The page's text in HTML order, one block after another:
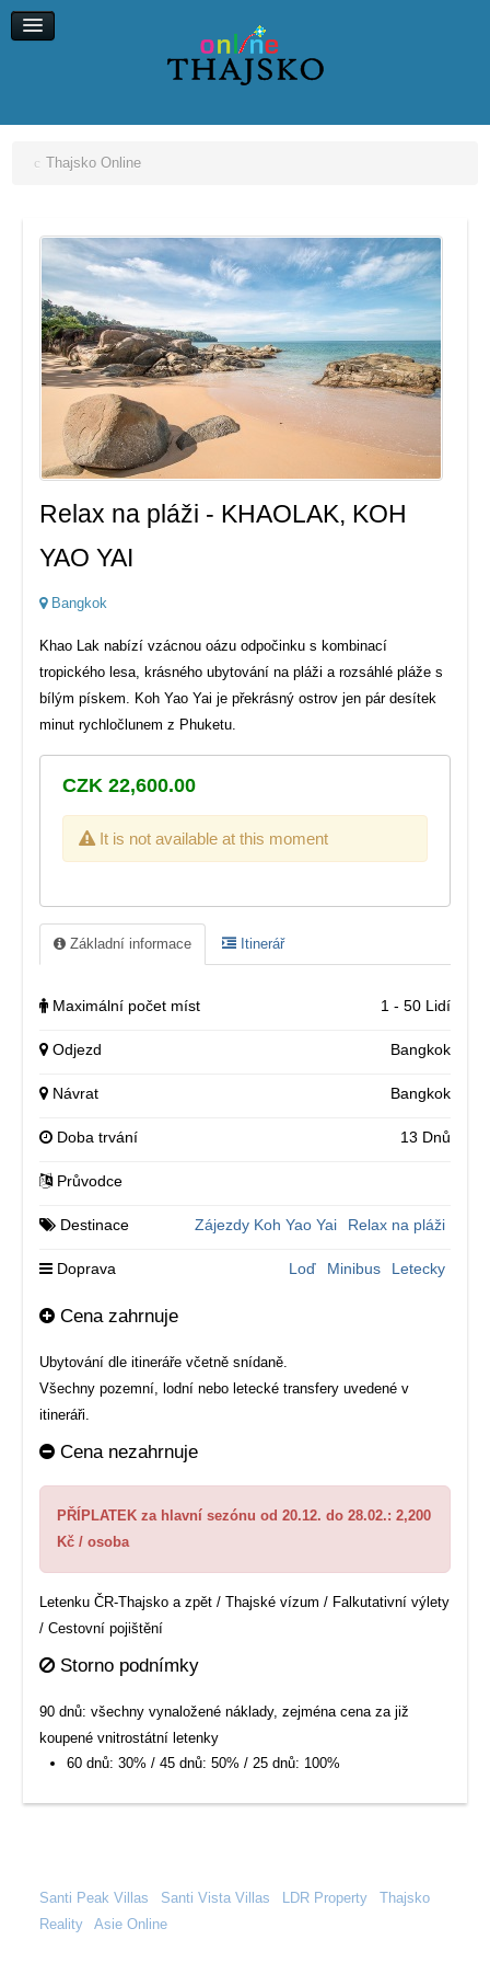
Thajsko Online
Relax na pláži - KHAOLAK, KOH
YAO YAI
Bangkok
Khao Lak nabízí vzácnou oázu odpočinku s kombinací
tropického lesa, krásného ubytování na pláži a rozsáhlé pláže s
bílým pískem. Koh Yao Yai je překrásný ostrov jen pár desítek
minut rychločlunem z Phuketu.
CZK 22,600.00
It is not available at this moment
Základní informace Itinerář
Maximální počet míst 1 - 50 Lidí
Odjezd Bangkok
Návrat Bangkok
Doba trvání 13 Dnů
Průvodce
Destinace Relax na pláži
Zájezdy Koh Yao Yai
Doprava Letecky
Minibus
Loď
Cena zahrnuje
Ubytování dle itineráře včetně snídaně.
Všechny pozemní, lodní nebo letecké transfery uvedené v
itineráři.
Cena nezahrnuje
PŘÍPLATEK za hlavní sezónu od 20.12. do 28.02.: 2,200
Kč / osoba
Letenku ČR-Thajsko a zpět / Thajské vízum / Falkutativní výlety
/ Cestovní pojištění
Storno podnímky
90 dnů: všechny vynaložené náklady, zejména cena za již
koupené vnitrostátní letenky
60 dnů: 30% / 45 dnů: 50% / 25 dnů: 100%
Santi Peak Villas Santi Vista Villas LDR Property |Thajsko
Reality |Asie Online